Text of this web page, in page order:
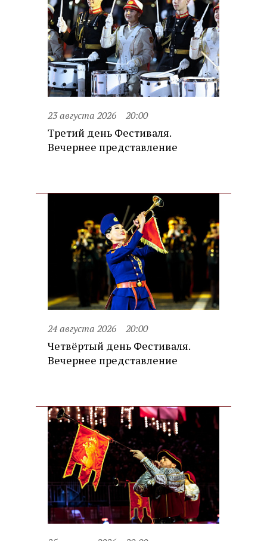
23 августа 2026 20:00
Третий день Фестиваля.
Вечернее представление
24 августа 2026 20:00
Четвёртый день Фестиваля.
Вечернее представление